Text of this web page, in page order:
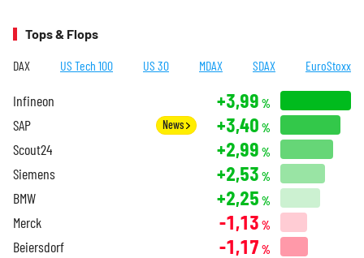
Tops & Flops
DAX US Tech 100 US 30 MDAX SDAX EuroStoxx
Infineon +3,99 %
SAP News +3,40 %
Scout24 +2,99 %
Siemens +2,53 %
BMW +2,25 %
Merck -1,13 %
Beiersdorf -1,17 %